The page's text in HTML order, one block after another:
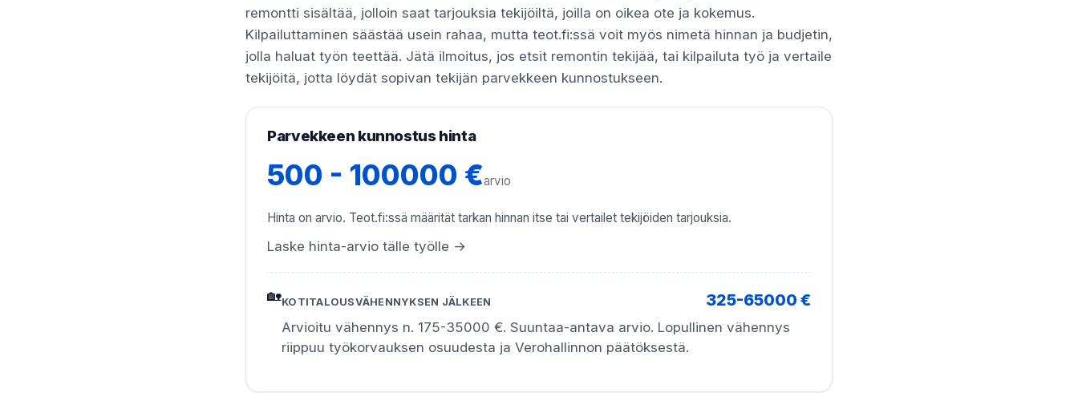
remontti sisältää, jolloin saat tarjouksia tekijöiltä, joilla on oikea ote ja kokemus.
Kilpailuttaminen säästää usein rahaa, mutta teot.fi:ssä voit myös nimetä hinnan ja budjetin,
jolla haluat työn teettää. Jätä ilmoitus, jos etsit remontin tekijää, tai kilpailuta työ ja vertaile
tekijöitä, jotta löydät sopivan tekijän parvekkeen kunnostukseen.
Parvekkeen kunnostus hinta
500 - 100000 €arvio
Hinta on arvio. Teot.fi:ssä määrität tarkan hinnan itse tai vertailet tekijöiden tarjouksia.
Laske hinta-arvio tälle työlle →
🏡KOTITALOUSVÄHENNYKSEN JÄLKEEN 325-65000 €
Arvioitu vähennys n. 175-35000 €. Suuntaa-antava arvio. Lopullinen vähennys
riippuu työkorvauksen osuudesta ja Verohallinnon päätöksestä.